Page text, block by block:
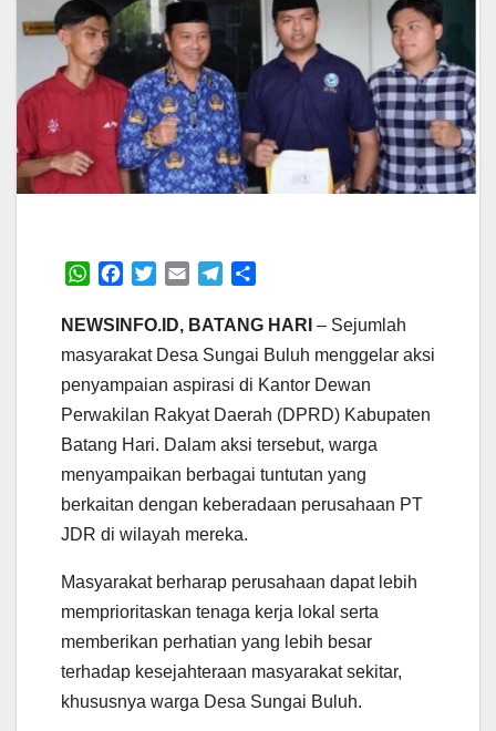
W
a
s
A
p
p
c
e
o
o
k
i
t
e
r
a
l
r
a
m
a
r
NEWSINFO.ID, BATANG HARI – Sejumlah
masyarakat Desa Sungai Buluh menggelar aksi
penyampaian aspirasi di Kantor Dewan
Perwakilan Rakyat Daerah (DPRD) Kabupaten
Batang Hari. Dalam aksi tersebut, warga
menyampaikan berbagai tuntutan yang
berkaitan dengan keberadaan perusahaan PT
JDR di wilayah mereka.
Masyarakat berharap perusahaan dapat lebih
memprioritaskan tenaga kerja lokal serta
memberikan perhatian yang lebih besar
terhadap kesejahteraan masyarakat sekitar,
khususnya warga Desa Sungai Buluh.